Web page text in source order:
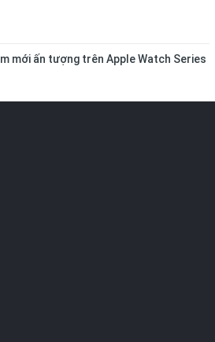
mới ấn tượng trên Apple Watch Series